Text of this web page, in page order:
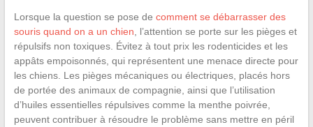
Lorsque la question se pose de comment se débarrasser des
souris quand on a un chien , l’attention se porte sur les pièges et
répulsifs non toxiques. Évitez à tout prix les rodenticides et les
appâts empoisonnés, qui représentent une menace directe pour
les chiens. Les pièges mécaniques ou électriques, placés hors
de portée des animaux de compagnie, ainsi que l’utilisation
d’huiles essentielles répulsives comme la menthe poivrée,
peuvent contribuer à résoudre le problème sans mettre en péril